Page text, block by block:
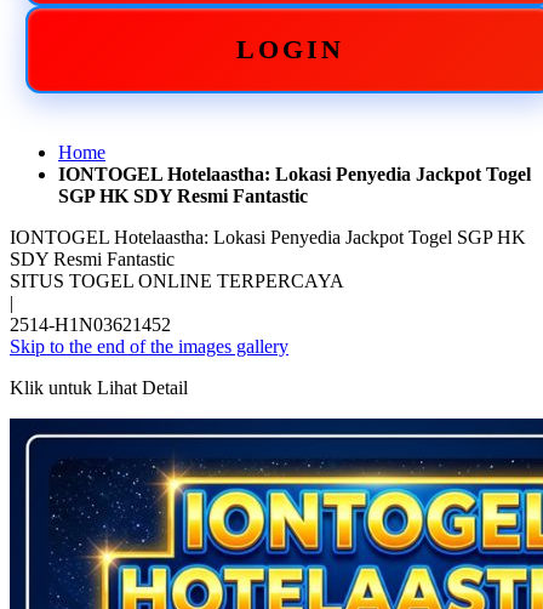
LOGIN
Home
IONTOGEL Hotelaastha: Lokasi Penyedia Jackpot Togel
SGP HK SDY Resmi Fantastic
IONTOGEL Hotelaastha: Lokasi Penyedia Jackpot Togel SGP HK
SDY Resmi Fantastic
SITUS TOGEL ONLINE TERPERCAYA
|
2514-H1N03621452
Skip to the end of the images gallery
Klik untuk Lihat Detail